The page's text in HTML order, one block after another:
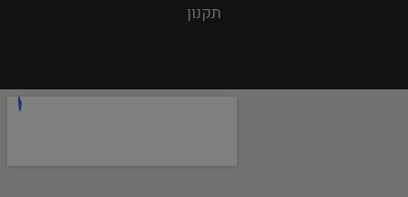
תקנון